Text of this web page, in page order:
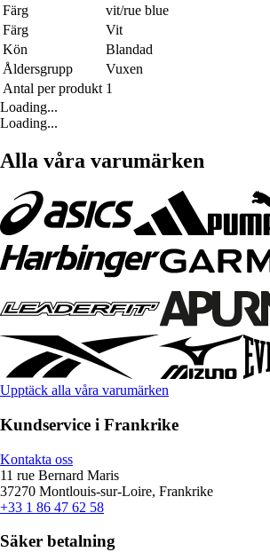
Färg
vit/rue blue
Färg
Vit
Kön
Blandad
Åldersgrupp
Vuxen
Antal per produkt 1
Loading...
Loading...
Alla våra varumärken
Upptäck alla våra varumärken
Kundservice i Frankrike
Kontakta oss
11 rue Bernard Maris
37270 Montlouis-sur-Loire, Frankrike
+33 1 86 47 62 58
Säker betalning